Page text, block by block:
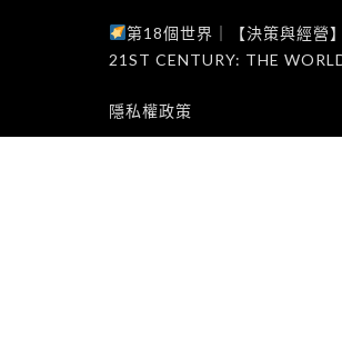
第18個世界｜【決策與經營
21ST CENTURY: THE
隱私權政策